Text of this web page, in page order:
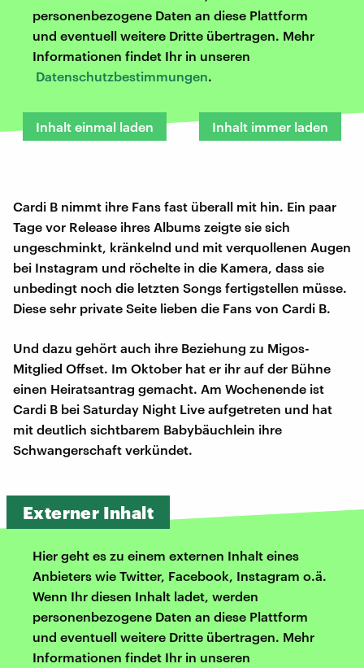
personenbezogene Daten an diese Plattform
und eventuell weitere Dritte übertragen. Mehr
Informationen findet Ihr in unseren
Datenschutzbestimmungen.
Inhalt einmal laden Inhalt immer laden
Cardi B nimmt ihre Fans fast überall mit hin. Ein paar
Tage vor Release ihres Albums zeigte sie sich
ungeschminkt, kränkelnd und mit verquollenen Augen
bei Instagram und röchelte in die Kamera, dass sie
unbedingt noch die letzten Songs fertigstellen müsse.
Diese sehr private Seite lieben die Fans von Cardi B.
Und dazu gehört auch ihre Beziehung zu Migos-
Mitglied Offset. Im Oktober hat er ihr auf der Bühne
einen Heiratsantrag gemacht. Am Wochenende ist
Cardi B bei Saturday Night Live aufgetreten und hat
mit deutlich sichtbarem Babybäuchlein ihre
Schwangerschaft verkündet.
Externer Inhalt
Hier geht es zu einem externen Inhalt eines
Anbieters wie Twitter, Facebook, Instagram o.ä.
Wenn Ihr diesen Inhalt ladet, werden
personenbezogene Daten an diese Plattform
und eventuell weitere Dritte übertragen. Mehr
Informationen findet Ihr in unseren